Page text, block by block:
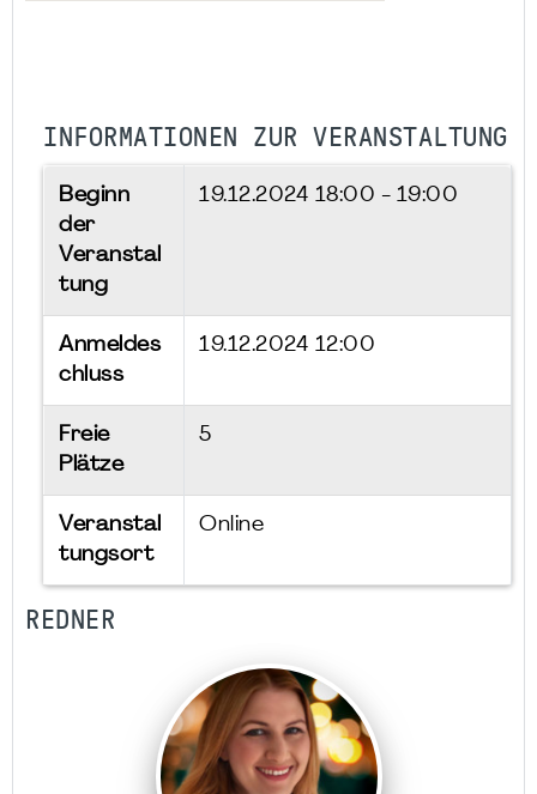
INFORMATIONEN ZUR VERANSTALTUNG
Beginn
der
Veranstal
tung
19.12.2024 18:00 - 19:00
Anmeldes
chluss
19.12.2024 12:00
Freie
Plätze
5
Veranstal
tungsort
Online
REDNER